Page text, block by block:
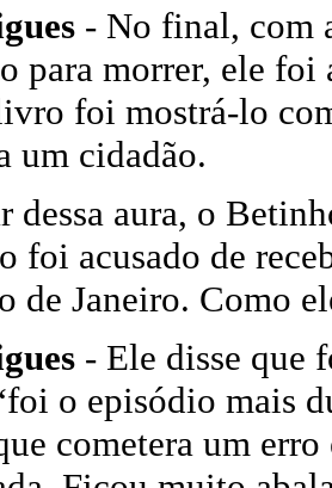
- No final, com
para morrer, ele
foi mostrá-lo
um cidadão.
dessa aura, o
foi acusado de
de Janeiro. Como
- Ele disse que
o episódio mais
cometera um